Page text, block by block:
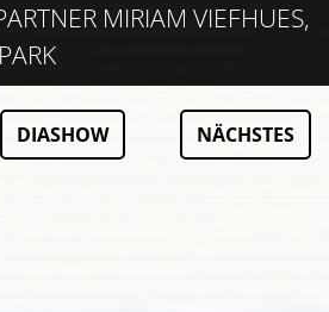
MIRIAM VIEFHUES,
DIASHOW NÄCHSTES